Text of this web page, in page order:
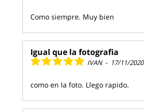
Como siempre. Muy bien
Igual que la fotografia
IVAN - 17/11/2020
como en la foto. Llego rapido.